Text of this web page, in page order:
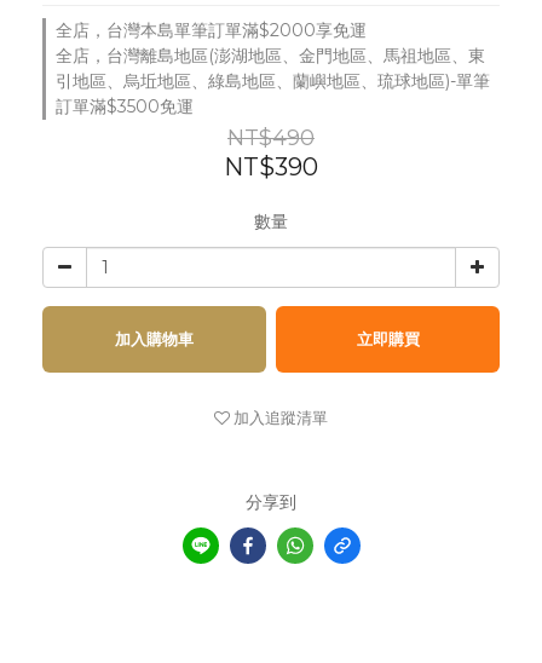
全店，台灣本島單筆訂單滿$2000享免運
全店，台灣離島地區(澎湖地區、金門地區、馬祖地區、東
引地區、烏坵地區、綠島地區、蘭嶼地區、琉球地區)-單筆
訂單滿$3500免運
NT$490
NT$390
數量
加入購物車 立即購買
加入追蹤清單
分享到